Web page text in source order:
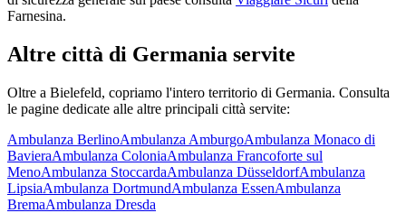
Farnesina.
Altre città di Germania servite
Oltre a Bielefeld, copriamo l'intero territorio di Germania. Consulta
le pagine dedicate alle altre principali città servite:
Ambulanza BerlinoAmbulanza AmburgoAmbulanza Monaco di
BavieraAmbulanza ColoniaAmbulanza Francoforte sul
MenoAmbulanza StoccardaAmbulanza DüsseldorfAmbulanza
LipsiaAmbulanza DortmundAmbulanza EssenAmbulanza
BremaAmbulanza Dresda